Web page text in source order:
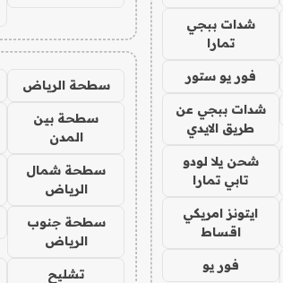
شدات ببجي
تمارا
فور يو ستور
شدات ببجي عن
طريق الايدي
شحن يلا لودو
تابي تمارا
ايتونز امريكي
اقساط
فور يو
سطحة الرياض
سطحة بين
المدن
سطحة شمال
الرياض
سطحة جنوب
الرياض
تشليح